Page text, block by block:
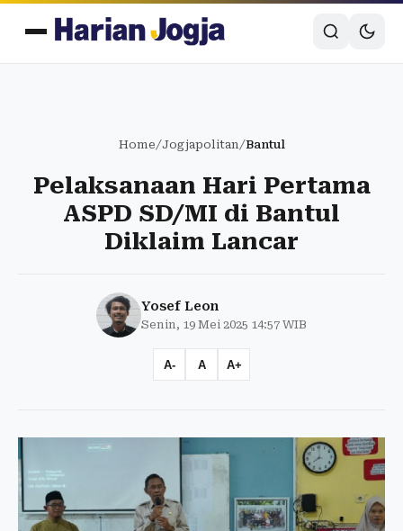
Home/Jogjapolitan/Bantul
Pelaksanaan Hari Pertama
ASPD SD/MI di Bantul
Diklaim Lancar
Yosef Leon
Senin, 19 Mei 2025 14:57 WIB
A- A A+